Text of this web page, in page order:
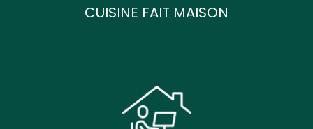
CUISINE FAIT MAISON